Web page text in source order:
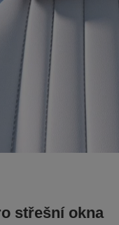
střešní okna